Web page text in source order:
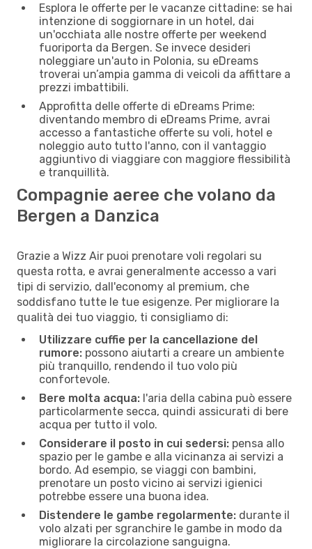
Esplora le offerte per le vacanze cittadine: se hai
intenzione di soggiornare in un hotel, dai
un'occhiata alle nostre offerte per weekend
fuoriporta da Bergen. Se invece desideri
noleggiare un'auto in Polonia, su eDreams
troverai un’ampia gamma di veicoli da affittare a
prezzi imbattibili.
Approfitta delle offerte di eDreams Prime:
diventando membro di eDreams Prime, avrai
accesso a fantastiche offerte su voli, hotel e
noleggio auto tutto l'anno, con il vantaggio
aggiuntivo di viaggiare con maggiore flessibilità
e tranquillità.
Compagnie aeree che volano da
Bergen a Danzica
Grazie a Wizz Air puoi prenotare voli regolari su
questa rotta, e avrai generalmente accesso a vari
tipi di servizio, dall'economy al premium, che
soddisfano tutte le tue esigenze. Per migliorare la
qualità dei tuo viaggio, ti consigliamo di:
Utilizzare cuffie per la cancellazione del
rumore: possono aiutarti a creare un ambiente
più tranquillo, rendendo il tuo volo più
confortevole.
Bere molta acqua: l'aria della cabina può essere
particolarmente secca, quindi assicurati di bere
acqua per tutto il volo.
Considerare il posto in cui sedersi: pensa allo
spazio per le gambe e alla vicinanza ai servizi a
bordo. Ad esempio, se viaggi con bambini,
prenotare un posto vicino ai servizi igienici
potrebbe essere una buona idea.
Distendere le gambe regolarmente: durante il
volo alzati per sgranchire le gambe in modo da
migliorare la circolazione sanguigna.